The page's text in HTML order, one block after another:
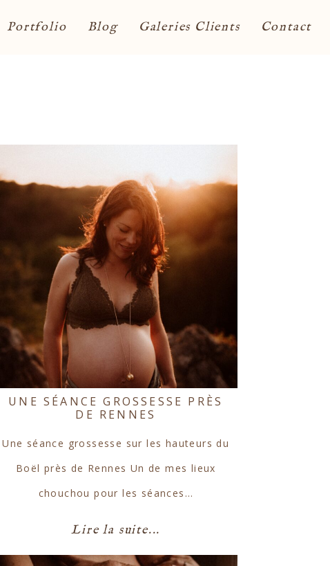
Portfolio Blog Galeries Clients Contact
UNE SÉANCE GROSSESSE PRÈS
DE RENNES
Une séance grossesse sur les hauteurs du
Boël près de Rennes Un de mes lieux
chouchou pour les séances…
Lire la suite...